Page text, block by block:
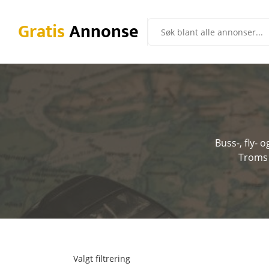
GratisAnnonse
Buss-, fly-
Valgt filtrering